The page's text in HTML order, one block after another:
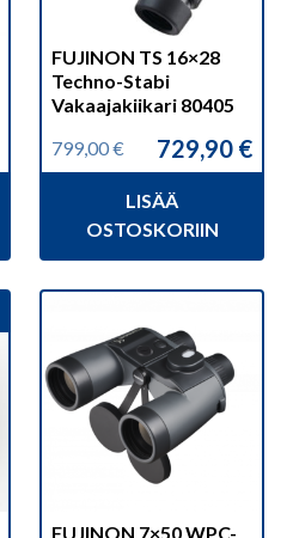
FUJINON TS 16×28
Techno-Stabi
Vakaajakiikari 80405
799,00€
Alkuperäinen
799,00 €.
729,90 €
Nykyinen
729,90 €.
LISÄÄ
OSTOSKORIIN
FUJINON 7×50 WPC-